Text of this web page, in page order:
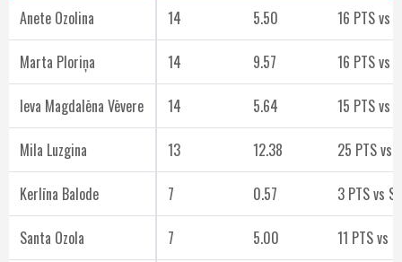
Anete Ozolina 14 5.50 16 PTS
Marta Ploriņa 14 9.57 16 PTS vs
Ieva Magdalēna Vēvere 14 5.64 15 PTS vs
Mila Luzgina 13 12.38 25 PTS
Kerlīna Balode 7 0.57 3 PTS vs
Santa Ozola 7 5.00 11 PTS vs